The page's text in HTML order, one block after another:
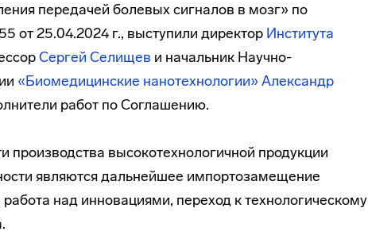
передачей болевых сигналов в мозг» по
25.04.2024 г., выступили директор Института
Сергей Селищев и начальник Научно-
«Биомедицинские нанотехнологии» Александр
работ по Соглашению.
высокотехнологичной продукции
являются дальнейшее импортозамещение
над инновациями, переход к технологическому